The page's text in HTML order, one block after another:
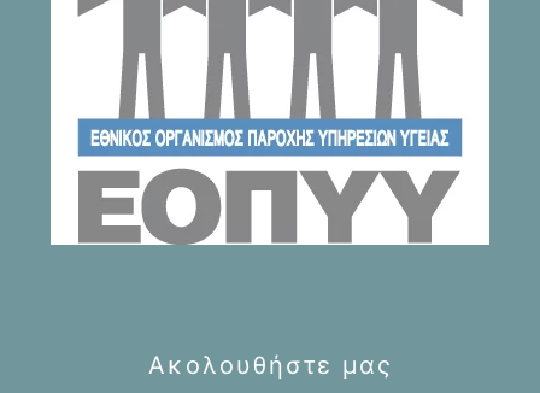
Ακολουθήστε μας